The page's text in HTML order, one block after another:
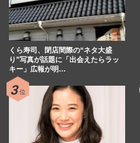
くら寿司、閉店間際の“ネタ大盛
り”写真が話題に「出会えたらラッ
キー」広報が明…